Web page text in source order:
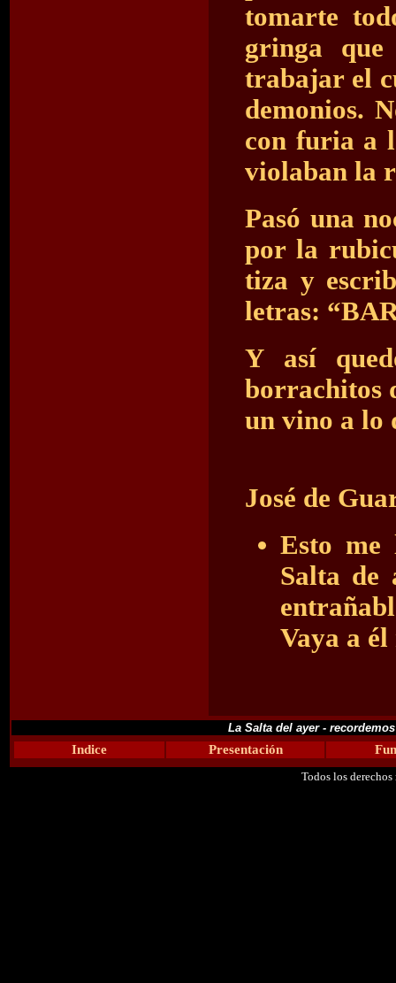
tomarte
gringa
trabajar el
demonios.
con furia a
violaban la
Pasó una
por la
tiza y
letras:
Y así
borrachitos
un vino a lo
José de
Esto me
Salta de
Vaya a
La Salta del ayer -
Indice Presentación
Todos los